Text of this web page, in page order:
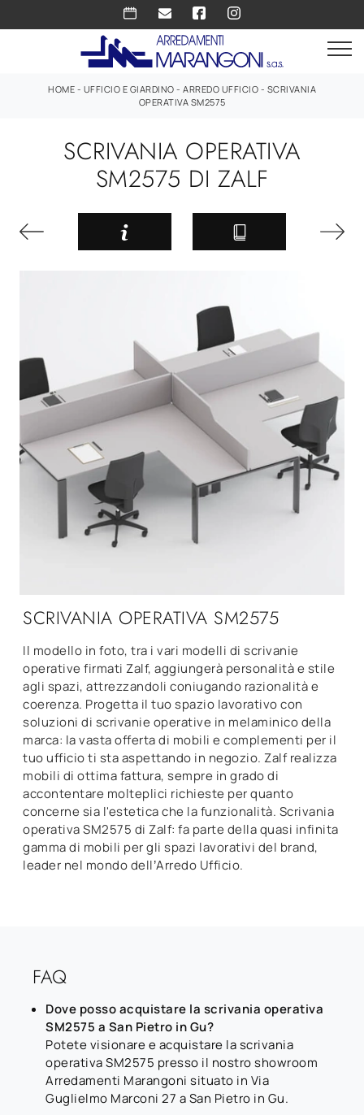
HOME - UFFICIO E GIARDINO - ARREDO UFFICIO - SCRIVANIA
OPERATIVA SM2575
SCRIVANIA OPERATIVA
SM2575 DI ZALF
SCRIVANIA OPERATIVA SM2575
Il modello in foto, tra i vari modelli di scrivanie
operative firmati Zalf, aggiungerà personalità e stile
agli spazi, attrezzandoli coniugando razionalità e
coerenza. Progetta il tuo spazio lavorativo con
soluzioni di scrivanie operative in melaminico della
marca: la vasta offerta di mobili e complementi per il
tuo ufficio ti sta aspettando in negozio. Zalf realizza
mobili di ottima fattura, sempre in grado di
accontentare molteplici richieste per quanto
concerne sia l'estetica che la funzionalità. Scrivania
operativa SM2575 di Zalf: fa parte della quasi infinita
gamma di mobili per gli spazi lavorativi del brand,
leader nel mondo dell’Arredo Ufficio.
FAQ
Dove posso acquistare la scrivania operativa
SM2575 a San Pietro in Gu?
Potete visionare e acquistare la scrivania
operativa SM2575 presso il nostro showroom
Arredamenti Marangoni situato in Via
Guglielmo Marconi 27 a San Pietro in Gu.